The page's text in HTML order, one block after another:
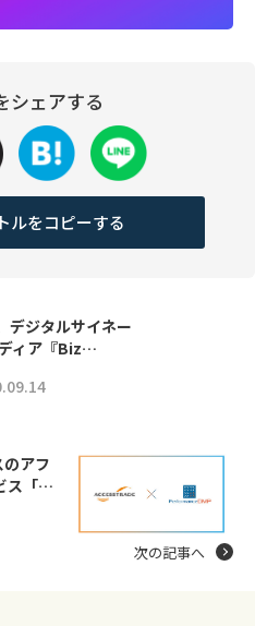
シェアする
ルをコピーする
デジタルサイネー
ィア『Biz…
のアフ
ス「…
次の記事へ